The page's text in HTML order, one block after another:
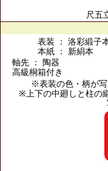
尺五
表装 ： 洛彩緞子本
本紙 ： 新絹本
軸先 ： 陶器
高級桐箱付き
※表装の色・柄が写
※上下の中廻しと柱の